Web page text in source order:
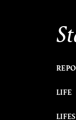
LIFE